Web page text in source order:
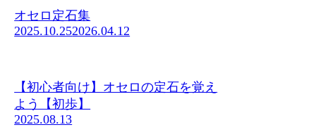
オセロ定石集
2025.10.252026.04.12
【初心者向け】オセロの定石を覚え
よう【初歩】
2025.08.13